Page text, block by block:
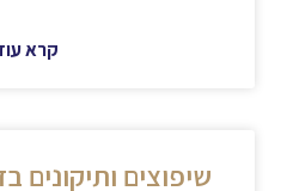
קרא
שיפוצים